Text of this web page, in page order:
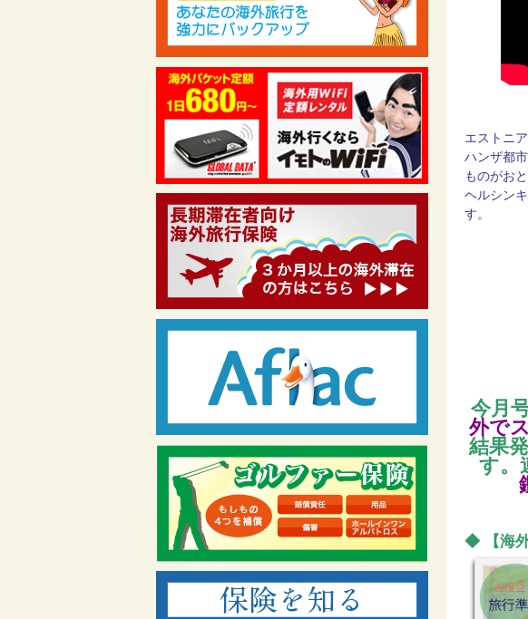
エストニ
ハンザ都
ものがお
ヘルシン
す。
今月
外で
結果
す。
◆ 【海外